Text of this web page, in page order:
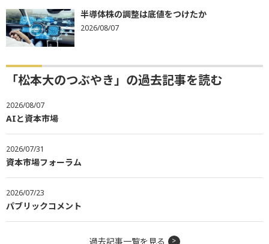
半導体株の調整は底値をつけたか
2026/08/07
「松本大のつぶやき」の過去記事を読む
2026/08/07
AIと資本市場
2026/07/31
資本市場フォーラム
2026/07/23
パブリックコメント
過去記事一覧を見る